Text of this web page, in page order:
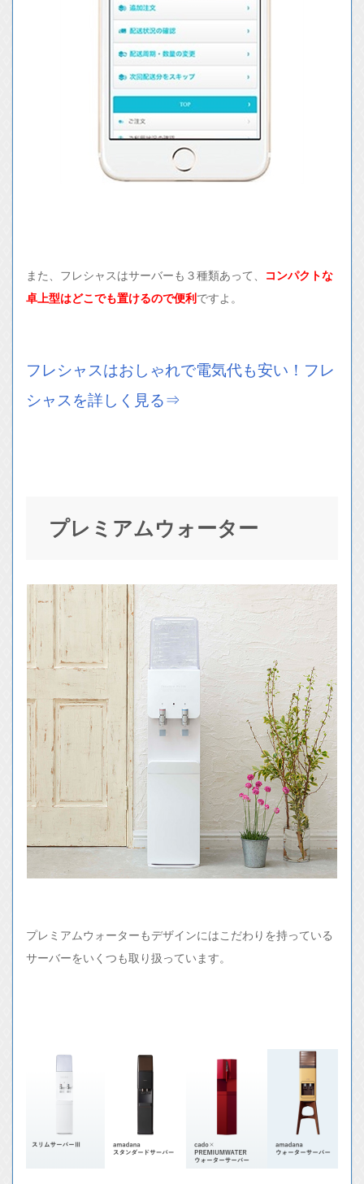
また、フレシャスはサーバーも３種類あって、
コンパクトな
卓上型はどこでも置けるので便利 ですよ。
フレシャスはおしゃれで電気代も安い！フレ
シャスを詳しく見る⇒
プレミアムウォーター
プレミアムウォーターもデザインにはこだわりを持っている
サーバーをいくつも取り扱っています。